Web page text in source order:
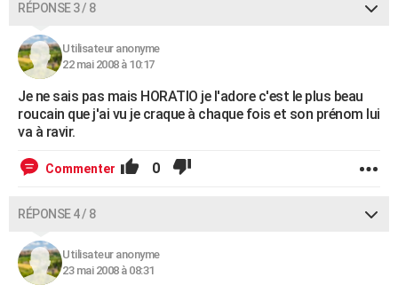
RÉPONSE 3 / 8
Utilisateur anonyme
22 mai 2008 à 10:17
Je ne sais pas mais HORATIO je l'adore c'est le plus beau
roucain que j'ai vu je craque à chaque fois et son prénom lui
va à ravir.
Commenter 0
RÉPONSE 4 / 8
Utilisateur anonyme
23 mai 2008 à 08:31